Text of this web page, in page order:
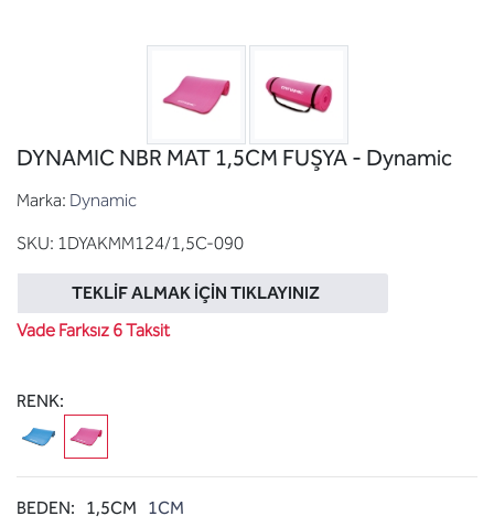
DYNAMIC NBR MAT 1,5CM FUŞYA - Dynamic
Marka: Dynamic
SKU: 1DYAKMM124/1,5C-090
TEKLIF ALMAK İÇIN TIKLAYINIZ
Vade Farksız 6 Taksit
RENK:
BEDEN: 1,5CM 1CM